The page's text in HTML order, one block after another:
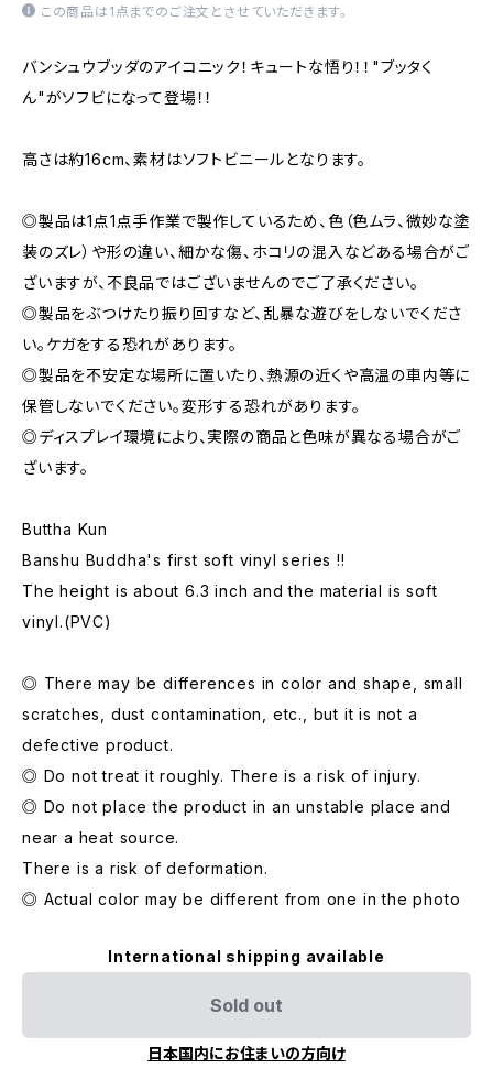
この商品は1点までのご注文とさせていただきます。
バンシュウブッダのアイコニック！キュートな悟り！！"ブッタく
ん"がソフビになって登場！！
高さは約16cm、素材はソフトビニールとなります。
◎製品は1点1点手作業で製作しているため、色（色ムラ、微妙な塗
装のズレ）や形の違い、細かな傷、ホコリの混入などある場合がご
ざいますが、不良品ではございませんのでご了承ください。
◎製品をぶつけたり振り回すなど、乱暴な遊びをしないでくださ
い。ケガをする恐れがあります。
◎製品を不安定な場所に置いたり、熱源の近くや高温の車内等に
保管しないでください。変形する恐れがあります。
◎ディスプレイ環境により、実際の商品と色味が異なる場合がご
ざいます。
Buttha Kun
Banshu Buddha's first soft vinyl series !!
The height is about 6.3 inch and the material is soft
vinyl.(PVC)
◎ There may be differences in color and shape, small
scratches, dust contamination, etc., but it is not a
defective product.
◎ Do not treat it roughly. There is a risk of injury.
◎ Do not place the product in an unstable place and
near a heat source.
There is a risk of deformation.
◎ Actual color may be different from one in the photo
International shipping available
Sold out
日本国内にお住まいの方向け